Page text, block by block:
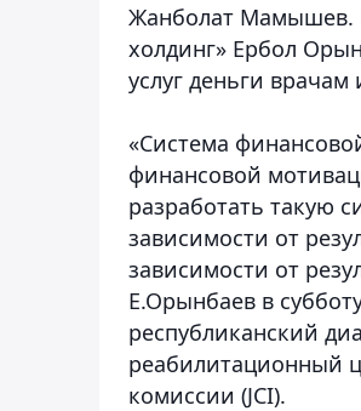
Жанболат Мамышев.
холдинг» Ербол
услуг деньги
«Система
финансовой
разработать такую
зависимости от
зависимости от
Е.Орынбаев в
республиканский
реабилитационный
комиссии (JCI).